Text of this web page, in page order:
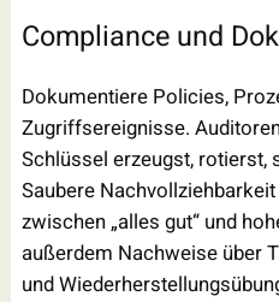
Compliance und
Dokumentiere Policies,
Zugriffsereignisse.
Schlüssel erzeugst, rotierst,
Saubere
zwischen „alles gut“ und
außerdem Nachweise über
und